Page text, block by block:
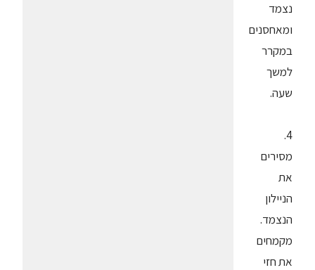
נצמד
ומאחסנים
במקרר
למשך
שעה.
4.
מסירים
את
הניילון
הנצמד.
מקמחים
את חזי